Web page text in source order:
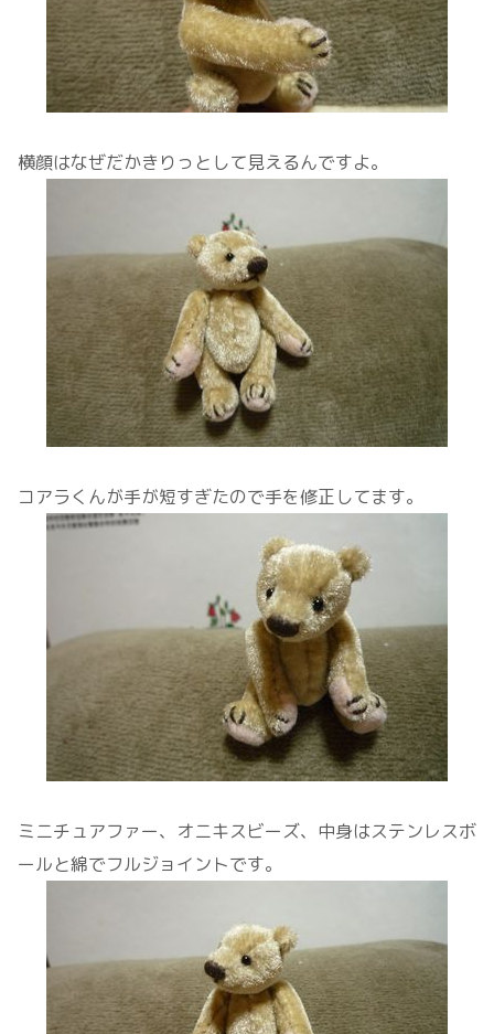
横顔はなぜだかきりっとして見えるんですよ。
コアラくんが手が短すぎたので手を修正してます。
ミニチュアファー、オニキスビーズ、中身はステンレスボ
ールと綿でフルジョイントです。